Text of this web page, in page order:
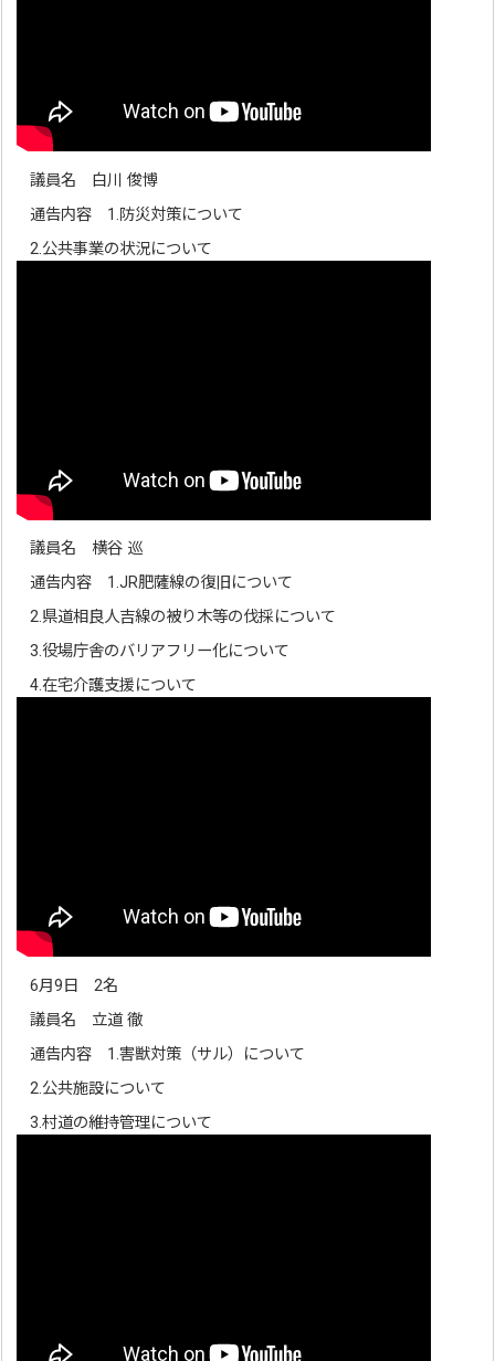
議員名 白川 俊博
通告内容 1.防災対策について
2.公共事業の状況について
議員名 横谷 巡
通告内容 1.JR肥薩線の復旧について
2.県道相良人吉線の被り木等の伐採について
3.役場庁舎のバリアフリー化について
4.在宅介護支援について
6月9日 2名
議員名 立道 徹
通告内容 1.害獣対策（サル）について
2.公共施設について
3.村道の維持管理について